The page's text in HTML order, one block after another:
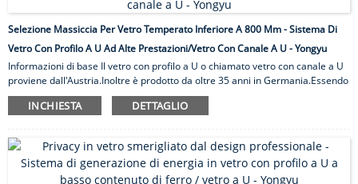
Selezione Massiccia Per Vetro Temperato Inferiore A 800 Mm - Sistema Di
Vetro Con Profilo A U Ad Alte Prestazioni/vetro Con Canale A U - Yongyu
Informazioni di base Il vetro con profilo a U o chiamato vetro con canale a U
proviene dall'Austria.Inoltre è prodotto da oltre 35 anni in Germania.Essendo
uno dei materiali tipici utilizzati nei progetti di costruzione su larga scala, il
vetro con profilo a U è ampiamente utilizzato in Europa e in America.La
aree in Cina lo usano per la sua tendenza di design internazionale.Il vetro
con profilo a U è un tipo di occhiali da colata.È un progresso di formazione in
INCHIESTA DETTAGLIO